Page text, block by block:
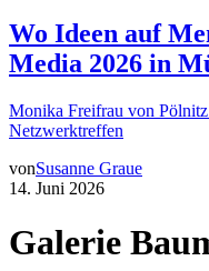
Wo Ideen auf
Media 2026 in
Monika Freifrau von
Netzwerktreffen
vonSusanne Graue
14. Juni 2026
Galerie